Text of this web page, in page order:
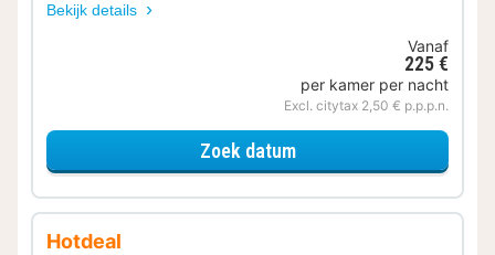
Bekijk details
Vanaf
225 €
per kamer per nacht
Excl. citytax 2,50 € p.p.p.n.
Zoek datumvoor Samen genieten
Hotdeal